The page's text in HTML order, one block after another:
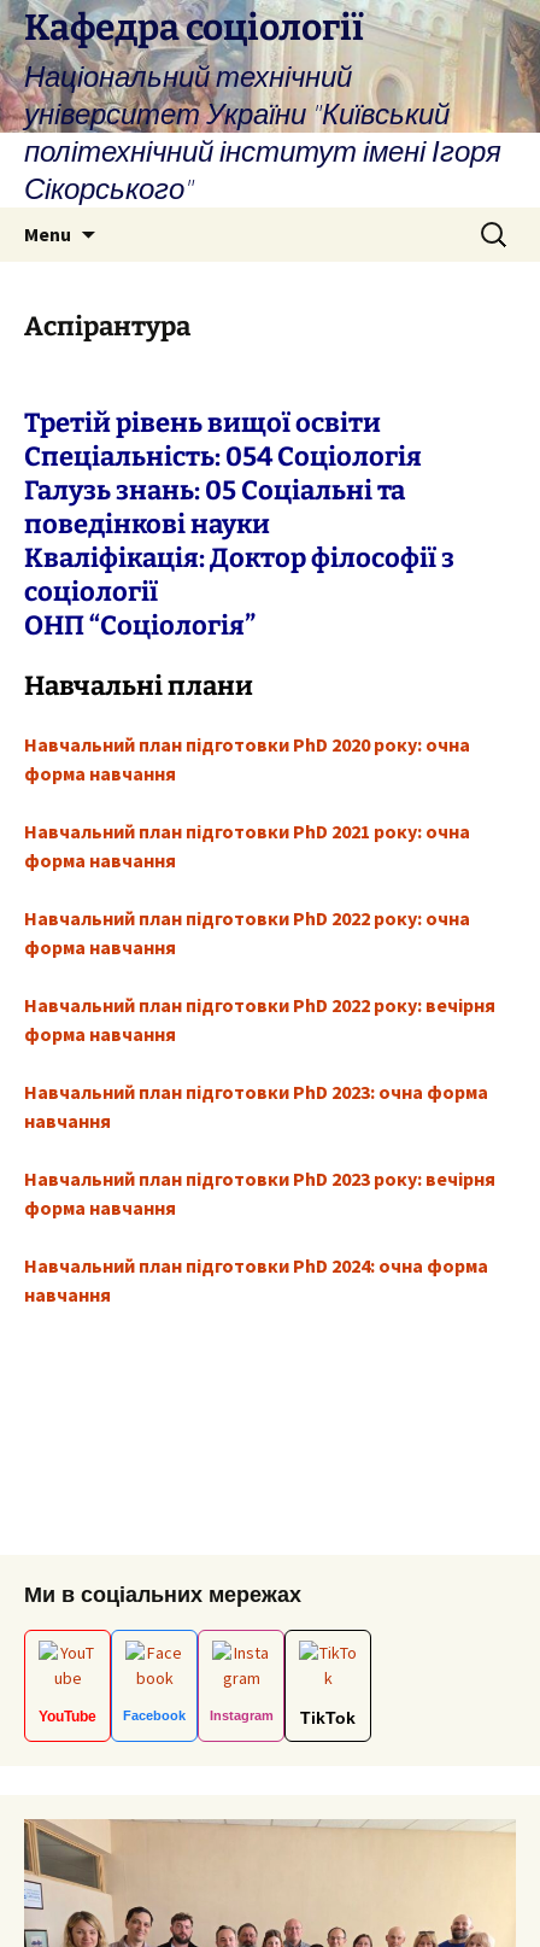
Skip
to
content
Кафедра соціології
Національний технічний
університет України "Київський
політехнічний інститут імені Ігоря
Сікорського"
Menu
Search
for:
Аспірантура
Третій рівень вищої освіти
Спеціальність: 054 Соціологія
Галузь знань: 05 Соціальні та
поведінкові науки
Кваліфікація: Доктор філософії з
соціології
ОНП “Соціологія”
Навчальні плани
Навчальний план підготовки PhD 2020 року: очна
форма навчання
Навчальний план підготовки PhD 2021 року: очна
форма навчання
Навчальний план підготовки PhD 2022 року: очна
форма навчання
Навчальний план підготовки PhD 2022 року: вечірня
форма навчання
Навчальний план підготовки PhD 2023: очна форма
навчання
Навчальний план підготовки PhD 2023 року: вечірня
форма навчання
Навчальний план підготовки PhD 2024: очна форма
навчання
Ми в соціальних мережах
YouTube Facebook Instagram TikTok